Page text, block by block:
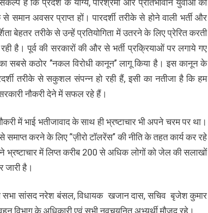
है कि प्रदेश के योग्य, परिश्रमी और प्रतिभावान युवाओं को
समान अवसर प्राप्त हों। पारदर्शी तरीके से होने वाली भर्ती और
बेहतर तरीके से उन्हें प्रतियोगिता में उतरने के लिए प्रेरित करती
है। पूर्व की सरकारों की और से भर्ती प्रक्रियाओं पर लगाये गए
सबसे कठोर ’’नकल विरोधी कानून’’ लागू किया है। इस कानून के
तरीके से सकुशल संपन्न हो रही हैं, इसी का नतीजा है कि हम
नौकरी देने में सफल रहे हैं।
में भाई भतीजावाद के साथ ही भ्रष्टाचार भी अपने चरम पर था।
करने के लिए ’‘ज़ीरो टॉलरेंस’’ की नीति के तहत कार्य कर रहे
भ्रष्टाचार में लिप्त करीब 200 से अधिक लोगों को जेल की सलाखों
जारी है।
सभा सांसद नरेश बंसल, विधायक खजान दास, सचिव बृजेश कुमार
विभाग के अधिकारी एवं सभी नवचयनित अभ्यर्थी मौजूद रहे।